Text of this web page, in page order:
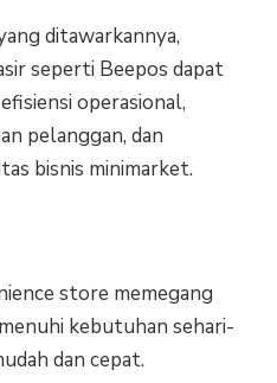
ditawarkannya,
seperti Beepos dapat
operasional,
pelanggan, dan
bisnis minimarket.
store memegang
kebutuhan sehari-
dan cepat.